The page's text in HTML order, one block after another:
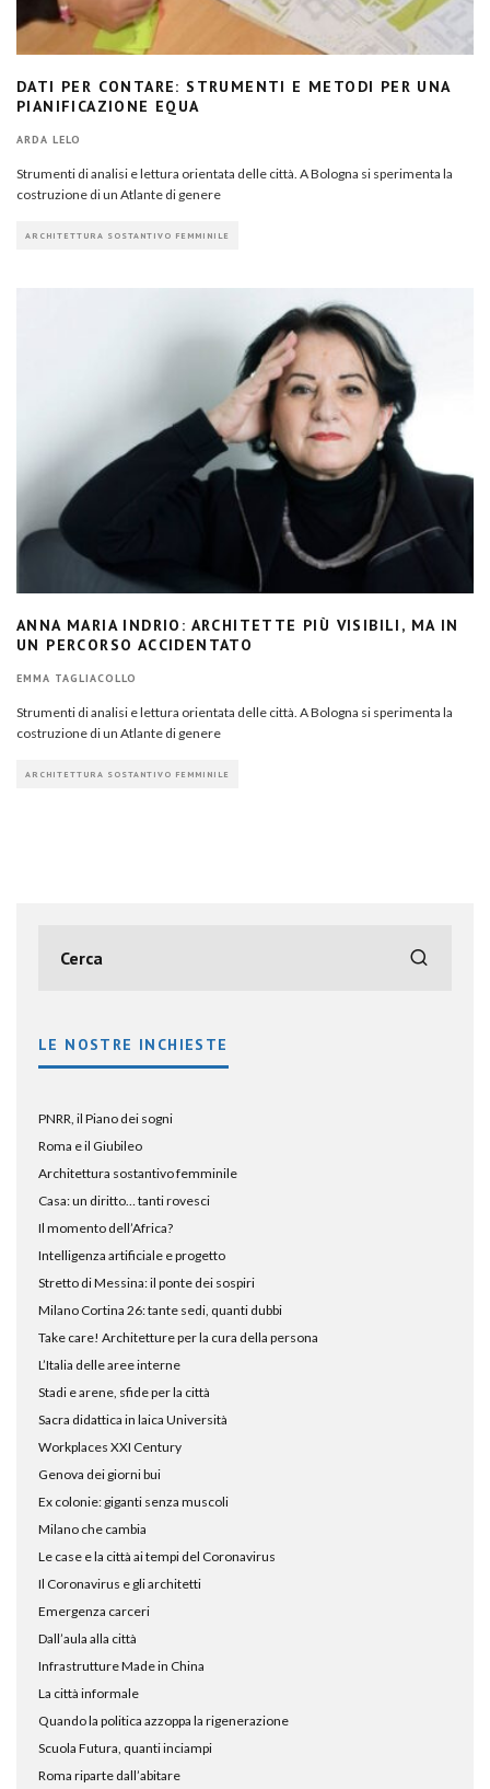
DATI PER CONTARE: STRUMENTI E METODI PER UNA
PIANIFICAZIONE EQUA
ARDA LELO
Strumenti di analisi e lettura orientata delle città. A Bologna si sperimenta la
costruzione di un Atlante di genere
ARCHITETTURA SOSTANTIVO FEMMINILE
ANNA MARIA INDRIO: ARCHITETTE PIÙ VISIBILI, MA IN
UN PERCORSO ACCIDENTATO
EMMA TAGLIACOLLO
Strumenti di analisi e lettura orientata delle città. A Bologna si sperimenta la
costruzione di un Atlante di genere
ARCHITETTURA SOSTANTIVO FEMMINILE
LE NOSTRE INCHIESTE
PNRR, il Piano dei sogni
Roma e il Giubileo
Architettura sostantivo femminile
Casa: un diritto… tanti rovesci
Il momento dell’Africa?
Intelligenza artificiale e progetto
Stretto di Messina: il ponte dei sospiri
Milano Cortina 26: tante sedi, quanti dubbi
Take care! Architetture per la cura della persona
L’Italia delle aree interne
Stadi e arene, sfide per la città
Sacra didattica in laica Università
Workplaces XXI Century
Genova dei giorni bui
Ex colonie: giganti senza muscoli
Milano che cambia
Le case e la città ai tempi del Coronavirus
Il Coronavirus e gli architetti
Emergenza carceri
Dall’aula alla città
Infrastrutture Made in China
La città informale
Quando la politica azzoppa la rigenerazione
Scuola Futura, quanti inciampi
Roma riparte dall’abitare